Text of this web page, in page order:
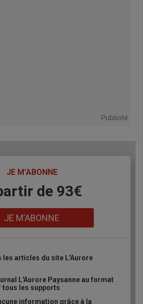
Publicité
JE M'ABONNE
de 93€
JE M'ABONNE
les articles du site L'Aurore
L'Aurore Paysanne au format
tous les supports
information grâce à la